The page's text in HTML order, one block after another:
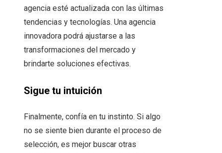
agencia esté actualizada con las últimas
tendencias y tecnologías. Una agencia
innovadora podrá ajustarse a las
transformaciones del mercado y
brindarte soluciones efectivas.
Sigue tu intuición
Finalmente, confía en tu instinto. Si algo
no se siente bien durante el proceso de
selección, es mejor buscar otras